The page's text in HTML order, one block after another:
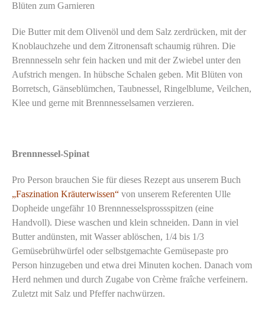
Blüten zum Garnieren
Die Butter mit dem Olivenöl und dem Salz zerdrücken, mit der
Knoblauchzehe und dem Zitronensaft schaumig rühren. Die
Brennnesseln sehr fein hacken und mit der Zwiebel unter den
Aufstrich mengen. In hübsche Schalen geben. Mit Blüten von
Borretsch, Gänseblümchen, Taubnessel, Ringelblume, Veilchen,
Klee und gerne mit Brennnesselsamen verzieren.
Brennnessel-Spinat
Pro Person brauchen Sie für dieses Rezept aus unserem Buch
„Faszination Kräuterwissen“ von unserem Referenten Ulle
Dopheide ungefähr 10 Brennnesselsprossspitzen (eine
Handvoll). Diese waschen und klein schneiden. Dann in viel
Butter andünsten, mit Wasser ablöschen, 1/4 bis 1/3
Gemüsebrühwürfel oder selbstgemachte Gemüsepaste pro
Person hinzugeben und etwa drei Minuten kochen. Danach vom
Herd nehmen und durch Zugabe von Crème fraîche verfeinern.
Zuletzt mit Salz und Pfeffer nachwürzen.